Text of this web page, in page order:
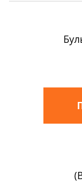
Велика
пенсіонер.